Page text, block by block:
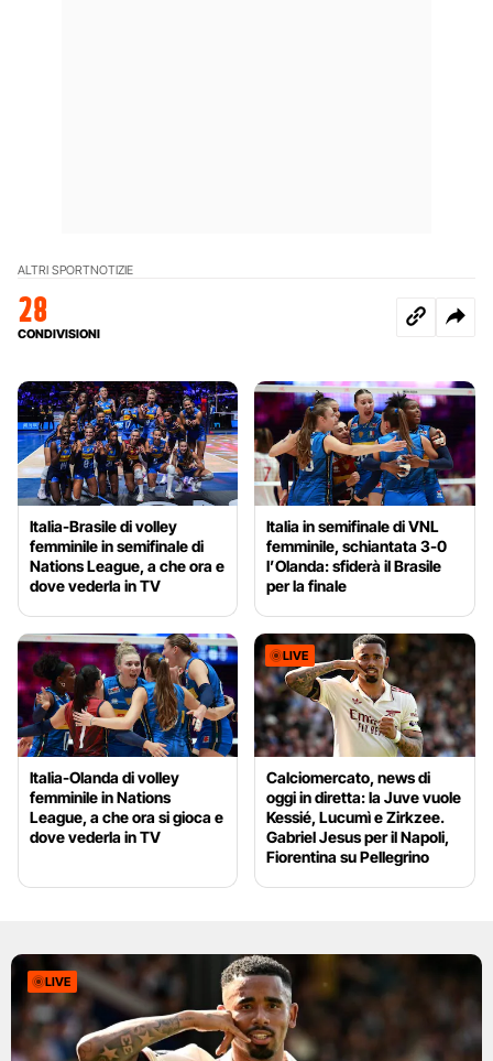
ALTRI SPORTNOTIZIE
28
CONDIVISIONI
Italia-Brasile di volley
femminile in semifinale di
Nations League, a che ora e
dove vederla in TV
Italia in semifinale di VNL
femminile, schiantata 3-0
l’Olanda: sfiderà il Brasile
per la finale
Italia-Olanda di volley
femminile in Nations
League, a che ora si gioca e
dove vederla in TV
LIVE
Calciomercato, news di
oggi in diretta: la Juve vuole
Kessié, Lucumì e Zirkzee.
Gabriel Jesus per il Napoli,
Fiorentina su Pellegrino
LIVE